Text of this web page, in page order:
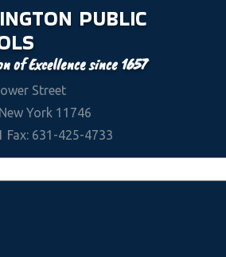
Courses
Teams
PUBLIC
of Excellence since 1657
Street
York 11746
Fax: 631-425-4733